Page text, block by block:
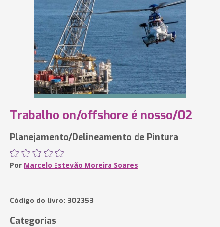
Trabalho on/offshore é nosso/02
Planejamento/Delineamento de Pintura
Por Marcelo Estevão Moreira Soares
Código do livro: 302353
Categorias